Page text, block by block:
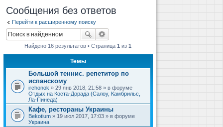
Сообщения без ответов
Перейти к расширенному поиску
Найдено 16 результатов • Страница1 из1
Темы
Большой теннис. репетитор по
испанскому
irchonok » 29 янв 2018, 21:58 » в форуме
Отдых на Коста-Дорада (Салоу, Камбрильс,
Ла-Пинеда)
Кафе, рестораны Украины
Bekotium » 19 июл 2017, 17:03 » в форуме
Украина